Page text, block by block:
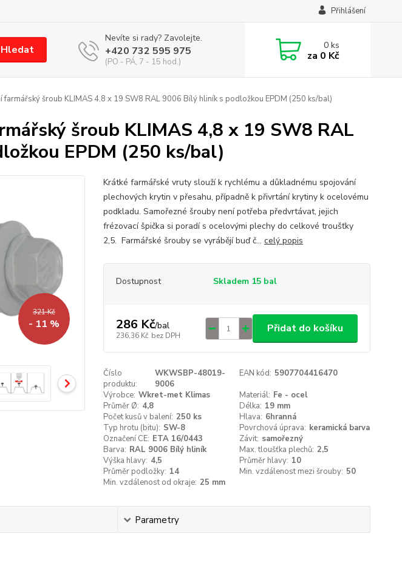
Přihlášení
Hledat
Nevíte si rady? Zavolejte.
+420 732 595 975
(PO - PÁ, 7 - 15 hod.)
0ks
za 0 Kč
farmářský šroub KLIMAS 4,8 x 19 SW8 RAL 9006 Bílý hliník s podložkou EPDM (250 ks/bal)
šroub KLIMAS 4,8 x 19 SW8 RAL
EPDM (250 ks/bal)
321 Kč
- 11 %
Krátké farmářské vruty slouží k rychlému a důkladnému spojování
plechových krytin v přesahu, případně k přivrtání krytiny k ocelovému
podkladu. Samořezné šrouby není potřeba předvrtávat, jejich
frézovací špička si poradí s ocelovými plechy do celkové troušťky
2,5. Farmářské šrouby se vyrábějí buď č... celý popis
Dostupnost Skladem 15 bal
286 Kč/bal
236,36 Kč bez DPH
Přidat do košíku
Číslo
produktu:
WKWSBP-48019-
9006
EAN kód: 5907704416470
Výrobce: Wkret-met Klimas Materiál: Fe - ocel
Průměr Ø: 4,8 Délka: 19 mm
Počet kusů v balení: 250 ks Hlava: 6hranná
Typ hrotu (bitu): SW-8 Povrchová úprava: keramická barva
Označení CE: ETA 16/0443 Závit: samořezný
Barva: RAL 9006 Bílý hliník Max. tloušťka plechů: 2,5
Výška hlavy: 4,5 Průměr hlavy: 10
Průměr podložky: 14 Min. vzdálenost mezi šrouby: 50
Min. vzdálenost od okraje: 25 mm
Parametry